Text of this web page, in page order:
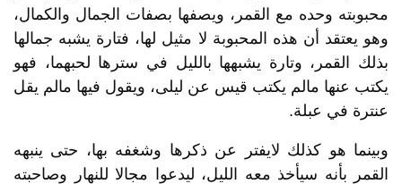
محبوبته وحده مع القمر، ويصفها بصفات الجمال والكمال،
وهو يعتقد أن هذه المحبوبة لا مثيل لها، فتارة يشبه جمالها
بذلك القمر، وتارة يشبهها بالليل في سترها لحبهما، فهو
يكتب عنها مالم يكتب قيس عن ليلى، ويقول فيها مالم يقل
عنترة في عبلة.
وبينما هو كذلك لايفتر عن ذكرها وشغفه بها، حتى ينبهه
القمر بأنه سيأخذ معه الليل، ليدعوا مجالا للنهار وصاحبته